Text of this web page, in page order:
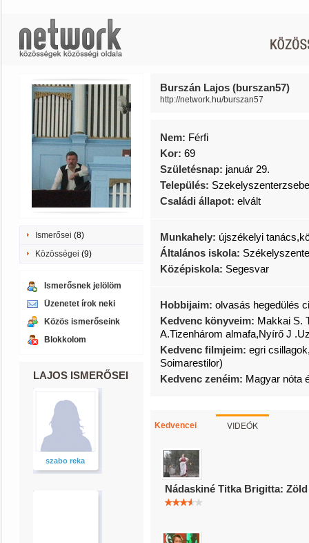
Ismerősei (8)
Közösségei (9)
Ismerősnek jelölöm
Üzenetet írok neki
Közös ismerőseink
Blokkolom
LAJOS ISMERŐSEI
szabo reka
Burszán Lajos (burszan57)
http://network.hu/burszan57
Nem: Férfi
Kor: 69
Születésnap: január 29.
Település:
Családi állapot: elvált
Munkahely: újszékelyi
Általános iskola:
Középiskola: Segesvar
Hobbijaim: olvasás hegedülés
Kedvenc könyveim: Makkai S.
A.Tizenhárom almafa,Nyírő J
Kedvenc filmjeim: egri
Soimarestilor)
Kedvenc zenéim: Magyar nóta
Kedvencei VIDEÓK
Nádaskiné Titka Brigitta: